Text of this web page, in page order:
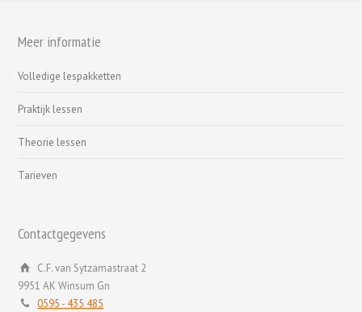
Meer informatie
Volledige lespakketten
Praktijk lessen
Theorie lessen
Tarieven
Contactgegevens
C.F. van Sytzamastraat 2
9951 AK Winsum Gn
0595 - 435 485